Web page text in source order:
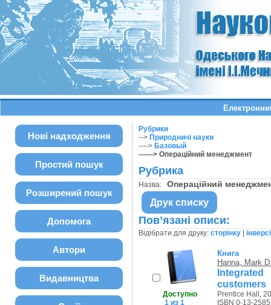
Нові надходження
Простий пошук
Розширений пошук
Допомога
Автори
Видавництва
Рубрики
--> Природничі науки
----> Базовый
------> Операційний менеджмент
Рубрика
Назва: Операційний
Друк списку
Пов’язані описи:
Відібрати для друку: сторінку|
Доступно
1 из 1
Книга
Hanna, Mark
customers
Prentice Hall,
ISBN 0-13-